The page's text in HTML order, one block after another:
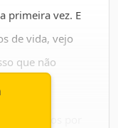
chega a doer.
ti triplicando a
da guarda!
paz, sorte,
mãos Dele
primeira vez. E
de vida, vejo
que não
sequer.
sentimos por